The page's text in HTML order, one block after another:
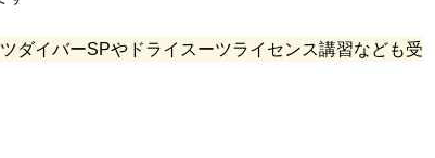
ダイバーSPやドライスーツライセンス講習なども受